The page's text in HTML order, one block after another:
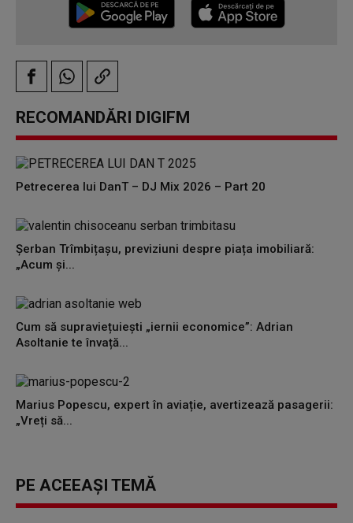
RECOMANDĂRI DIGIFM
Petrecerea lui DanT – DJ Mix 2026 – Part 20
Șerban Trîmbițașu, previziuni despre piața imobiliară:
„Acum și...
Cum să supraviețuiești „iernii economice”: Adrian
Asoltanie te învață...
Marius Popescu, expert în aviație, avertizează pasagerii:
„Vreți să...
PE ACEEAȘI TEMĂ